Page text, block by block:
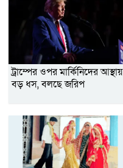
ট্রাম্পের ওপর মার্কিনিদের আস্থায়
বড় ধস, বলছে জরিপ